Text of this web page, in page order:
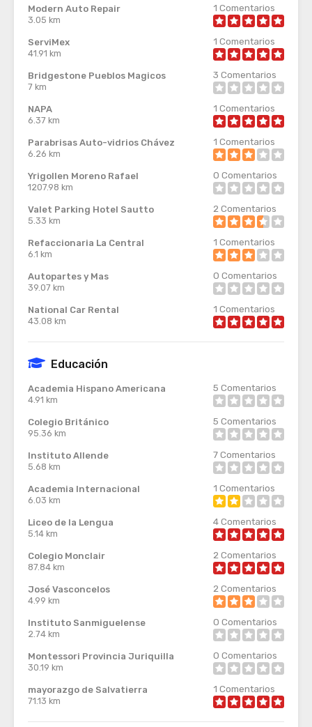
Modern Auto Repair
3.05 km
1 Comentarios
ServiMex
41.91 km
1 Comentarios
Bridgestone Pueblos Magicos
7 km
3 Comentarios
NAPA
6.37 km
1 Comentarios
Parabrisas Auto-vidrios Chávez
6.26 km
1 Comentarios
Yrigollen Moreno Rafael
1207.98 km
0 Comentarios
Valet Parking Hotel Sautto
5.33 km
2Comentarios
Refaccionaria La Central
6.1 km
1 Comentarios
Autopartes y Mas
39.07 km
0 Comentarios
National Car Rental
43.08 km
1 Comentarios
Educación
Academia Hispano Americana
4.91 km
5 Comentarios
Colegio Británico
95.36 km
5 Comentarios
Instituto Allende
5.68 km
7Comentarios
Academia Internacional
6.03 km
1 Comentarios
Liceo de la Lengua
5.14 km
4Comentarios
Colegio Monclair
87.84 km
2Comentarios
José Vasconcelos
4.99 km
2Comentarios
Instituto Sanmiguelense
2.74 km
0 Comentarios
Montessori Provincia Juriquilla
30.19 km
0 Comentarios
mayorazgo de Salvatierra
71.13 km
1 Comentarios